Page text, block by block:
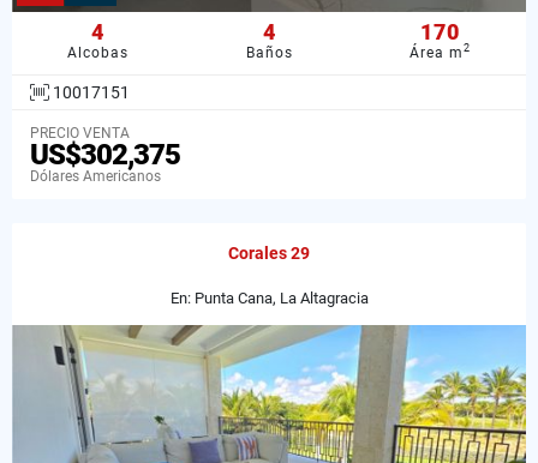
4
Alcobas
4
Baños
170
Área m2
10017151
PRECIO VENTA
US$302,375
Dólares Americanos
Corales 29
En: Punta Cana, La Altagracia